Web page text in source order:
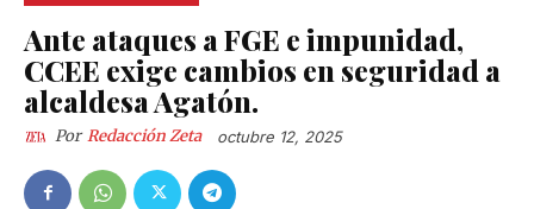
NOTICIAS DEL DÍA
Ante ataques a FGE e impunidad,
CCEE exige cambios en seguridad a
alcaldesa Agatón.
Por Redacción Zeta octubre 12, 2025